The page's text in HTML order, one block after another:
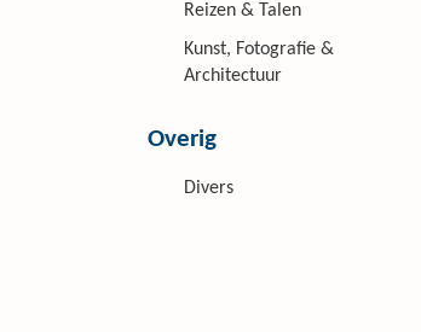
Reizen & Talen
Kunst, Fotografie &
Architectuur
Overig
Divers